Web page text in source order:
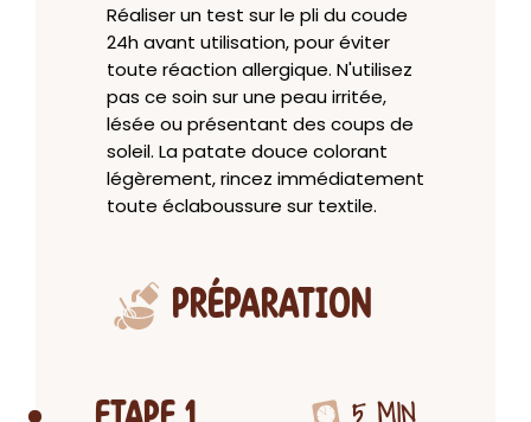
Réaliser un test sur le pli du coude
24h avant utilisation, pour éviter
toute réaction allergique. N'utilisez
pas ce soin sur une peau irritée,
lésée ou présentant des coups de
soleil. La patate douce colorant
légèrement, rincez immédiatement
toute éclaboussure sur textile.
PRÉPARATION
5 MIN